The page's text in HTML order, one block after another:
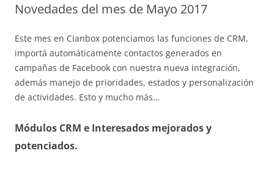
Novedades del mes de Mayo 2017
Este mes en Cianbox potenciamos las funciones de CRM,
importá automáticamente contactos generados en
campañas de Facebook con nuestra nueva integración,
además manejo de prioridades, estados y personalización
de actividades. Esto y mucho más…
Módulos CRM e Interesados mejorados y
potenciados.